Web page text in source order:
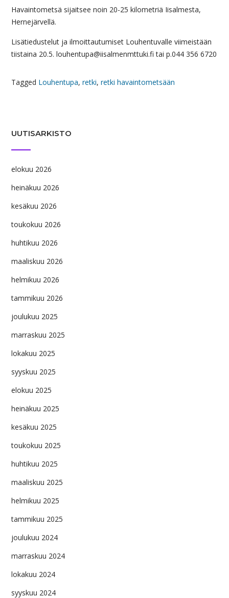
Havaintometsä sijaitsee noin 20-25 kilometriä Iisalmesta,
Hernejärvellä.
Lisätiedustelut ja ilmoittautumiset Louhentuvalle viimeistään
tiistaina 20.5. louhentupa@iisalmenmttuki.fi tai p.044 356 6720
Tagged Louhentupa, retki, retki havaintometsään
UUTISARKISTO
elokuu 2026
heinäkuu 2026
kesäkuu 2026
toukokuu 2026
huhtikuu 2026
maaliskuu 2026
helmikuu 2026
tammikuu 2026
joulukuu 2025
marraskuu 2025
lokakuu 2025
syyskuu 2025
elokuu 2025
heinäkuu 2025
kesäkuu 2025
toukokuu 2025
huhtikuu 2025
maaliskuu 2025
helmikuu 2025
tammikuu 2025
joulukuu 2024
marraskuu 2024
lokakuu 2024
syyskuu 2024